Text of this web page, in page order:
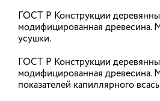
НОВОСТИ
АНОНСЫ
ГОСТ Р Конструкции
модифицированная древесина.
усушки.
ГОСТ Р Конструкции
модифицированная древесина.
показателей капиллярного